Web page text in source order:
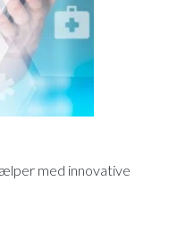
med innovative